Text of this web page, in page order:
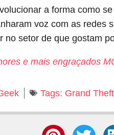
a forma como
voz com as redes
no setor de que gostam
e mais engraçados
Tags: Grand